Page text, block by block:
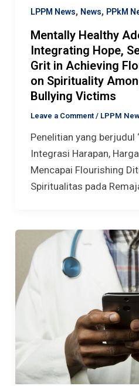
LPPM News, News, PPkM
Mentally Healthy
Integrating Hope,
Grit in Achieving
on Spirituality
Bullying Victims
Leave a Comment / LPPM
Penelitian yang berjudul
Integrasi Harapan,
Mencapai Flourishing
Spiritualitas pada